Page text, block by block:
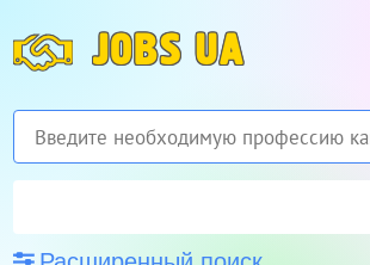
JOBS UA